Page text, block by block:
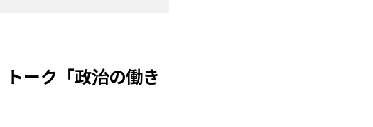
トーク「政治の働き